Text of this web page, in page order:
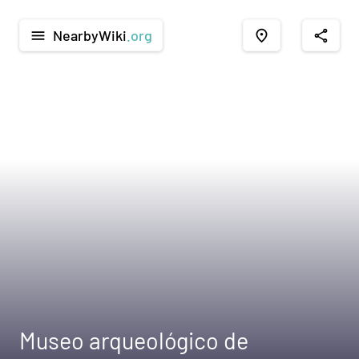
menu NearbyWiki .org place share
Museo arqueológico de